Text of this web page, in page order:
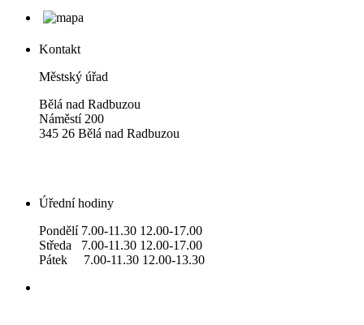
Kontakt
Městský úřad
Bělá nad Radbuzou
Náměstí 200
345 26 Bělá nad Radbuzou
Úřední hodiny
Pondělí 7.00-11.30 12.00-17.00
Středa 7.00-11.30 12.00-17.00
Pátek 7.00-11.30 12.00-13.30